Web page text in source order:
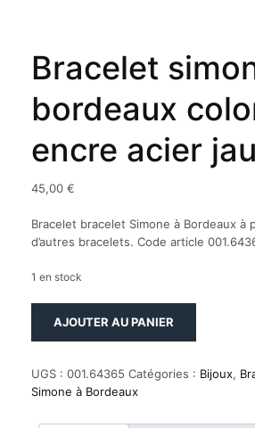
Bracelet
bordeaux
encre acier
45,00 €
Bracelet bracelet Simone à Bordeaux à
d’autres bracelets. Code article
1 en stock
à
bordeaux
AJOUTER AU PANIER
UGS : 001.64365 Catégories : Bijoux,
Simone à Bordeaux